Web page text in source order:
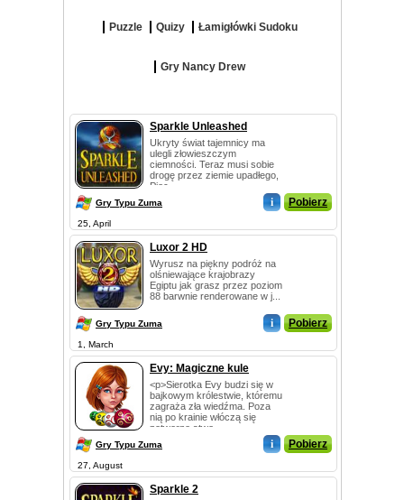
Puzzle Quizy Łamigłówki Sudoku
Gry Nancy Drew
Sparkle Unleashed
Ukryty świat tajemnicy ma
ulegli złowieszczym
ciemności. Teraz musi sobie
drogę przez ziemie upadłego,
Piec...
Gry Typu Zuma i Pobierz
25, April
Luxor 2 HD
Wyrusz na piękny podróż na
olśniewające krajobrazy
Egiptu jak grasz przez poziom
88 barwnie renderowane w j...
Gry Typu Zuma i Pobierz
1, March
Evy: Magiczne kule
<p>Sierotka Evy budzi się w
bajkowym królestwie, któremu
zagraża zła wiedźma. Poza
nią po krainie włóczą się
potworne stwo...
Gry Typu Zuma i Pobierz
27, August
Sparkle 2